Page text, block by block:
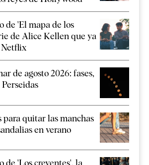
de 'El mapa de los
de Alice Kellen que ya
Netflix
de agosto 2026: fases,
para quitar las manchas
en verano
de 'Los creyentes', la